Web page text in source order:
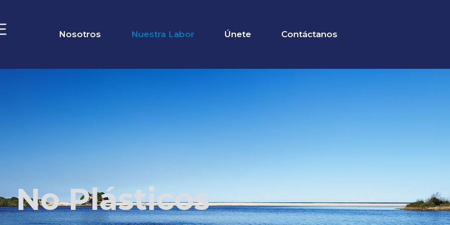
Nosotros Nuestra Labor Únete Contáctanos
No Plásticos